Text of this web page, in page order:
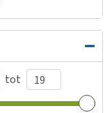
tot